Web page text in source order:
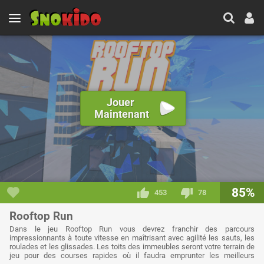
Jouer
Maintenant
453 78 85%
Rooftop Run
Dans le jeu Rooftop Run vous devrez franchir des parcours
impressionnants à toute vitesse en maîtrisant avec agilité les sauts, les
roulades et les glissades. Les toits des immeubles seront votre terrain de
jeu pour des courses rapides où il faudra emprunter les meilleurs